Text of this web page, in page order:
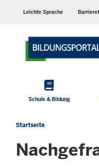
Sprachen
Leichte Sprache
Hauptmenü
Schule & Bildung
Sie
sich
Startseite